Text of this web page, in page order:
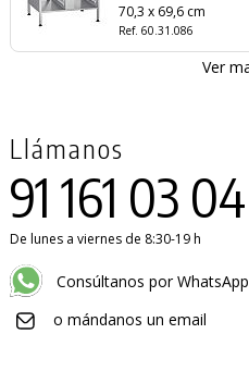
70,3 x 69,6 cm
Ref. 60.31.086
Ver
Llámanos
91 161 03 04
De lunes a viernes de 8:30-19 h
Consúltanos por WhatsApp
o mándanos un email